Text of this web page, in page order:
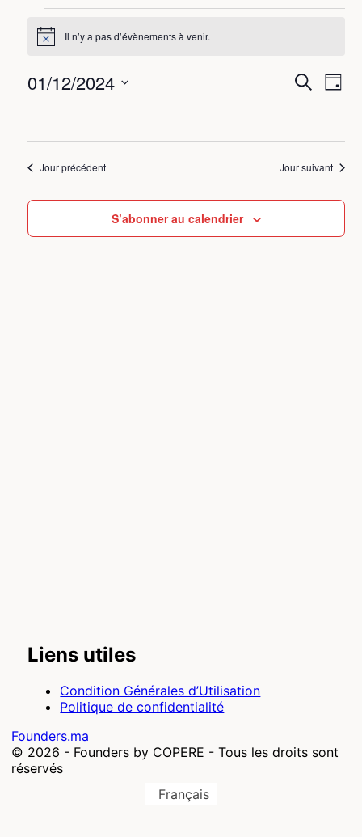
Notice Il n’y a pas d’évènements à venir.
vues
Recherche
Jour
01/12/2024
Jour précédent Jour suivant
S’abonner au calendrier
Liens utiles
Condition Générales d’Utilisation
Politique de confidentialité
Founders.ma
© 2026 - Founders by COPERE - Tous les droits sont
réservés
Français